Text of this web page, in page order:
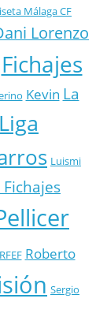
Málaga CF
Lorenzo
Fichajes
Kevin La
Liga
Luismi
Roberto
Sergio